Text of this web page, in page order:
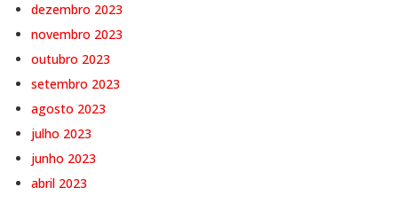
dezembro 2023
novembro 2023
outubro 2023
setembro 2023
agosto 2023
julho 2023
junho 2023
abril 2023